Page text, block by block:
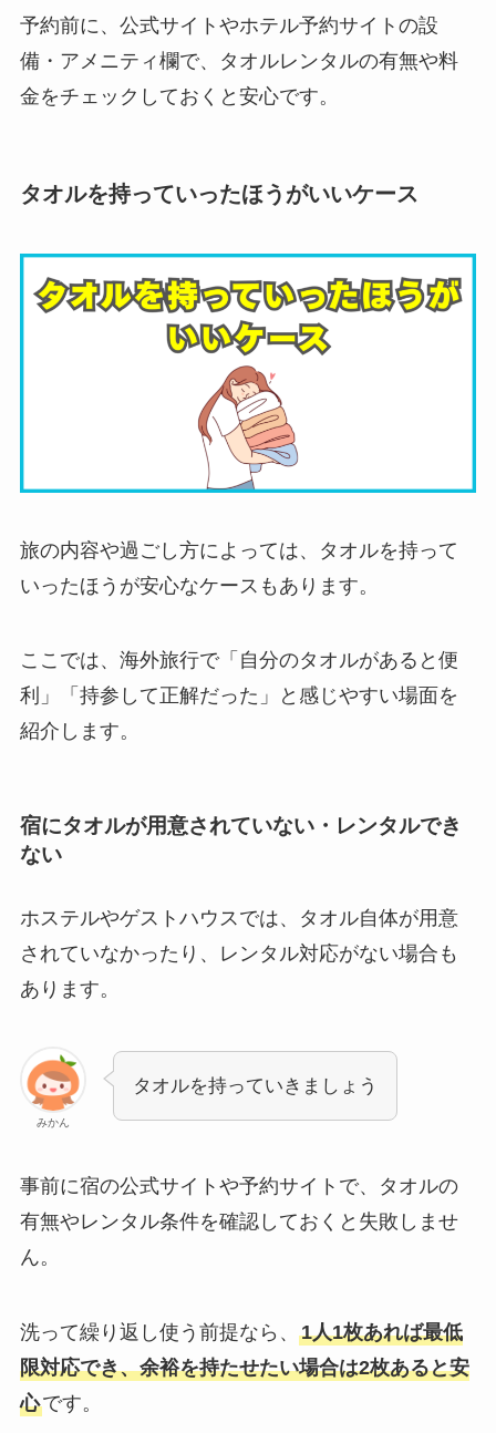
予約前に、公式サイトやホテル予約サイトの設
備・アメニティ欄で、タオルレンタルの有無や料
金をチェックしておくと安心です。
タオルを持っていったほうがいいケース
旅の内容や過ごし方によっては、タオルを持って
いったほうが安心なケースもあります。
ここでは、海外旅行で「自分のタオルがあると便
利」「持参して正解だった」と感じやすい場面を
紹介します。
宿にタオルが用意されていない・レンタルでき
ない
ホステルやゲストハウスでは、タオル自体が用意
されていなかったり、レンタル対応がない場合も
あります。
みかん
タオルを持っていきましょう
事前に宿の公式サイトや予約サイトで、タオルの
有無やレンタル条件を確認しておくと失敗しませ
ん。
洗って繰り返し使う前提なら、 1人1枚あれば最低
限対応でき、余裕を持たせたい場合は2枚あると安
心です。